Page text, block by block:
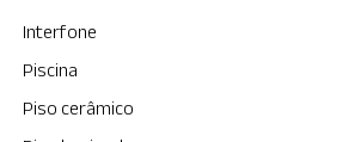
Interfone
Piscina
Piso cerâmico